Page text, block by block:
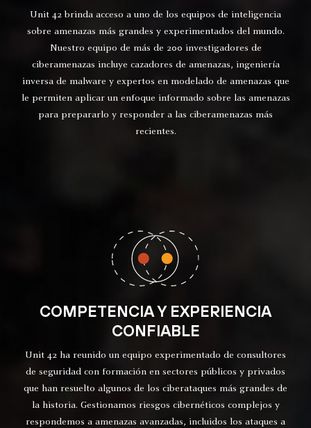
Unit 42 brinda acceso a uno de los equipos de inteligencia
sobre amenazas más grandes y experimentados del mundo.
Nuestro equipo de más de 200 investigadores de
ciberamenazas incluye cazadores de amenazas, ingeniería
inversa de malware y expertos en modelado de amenazas que
le permiten aplicar un enfoque informado sobre las amenazas
para prepararlo y responder a las ciberamenazas más
recientes.
COMPETENCIA Y EXPERIENCIA
CONFIABLE
Unit 42 ha reunido un equipo experimentado de consultores
de seguridad con formación en sectores públicos y privados
que han resuelto algunos de los ciberataques más grandes de
la historia. Gestionamos riesgos cibernéticos complejos y
respondemos a amenazas avanzadas, incluidos los ataques a